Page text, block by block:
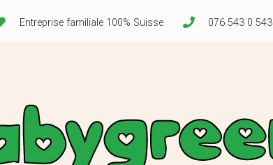
Entreprise familiale 100% Suisse 076 543 0 543